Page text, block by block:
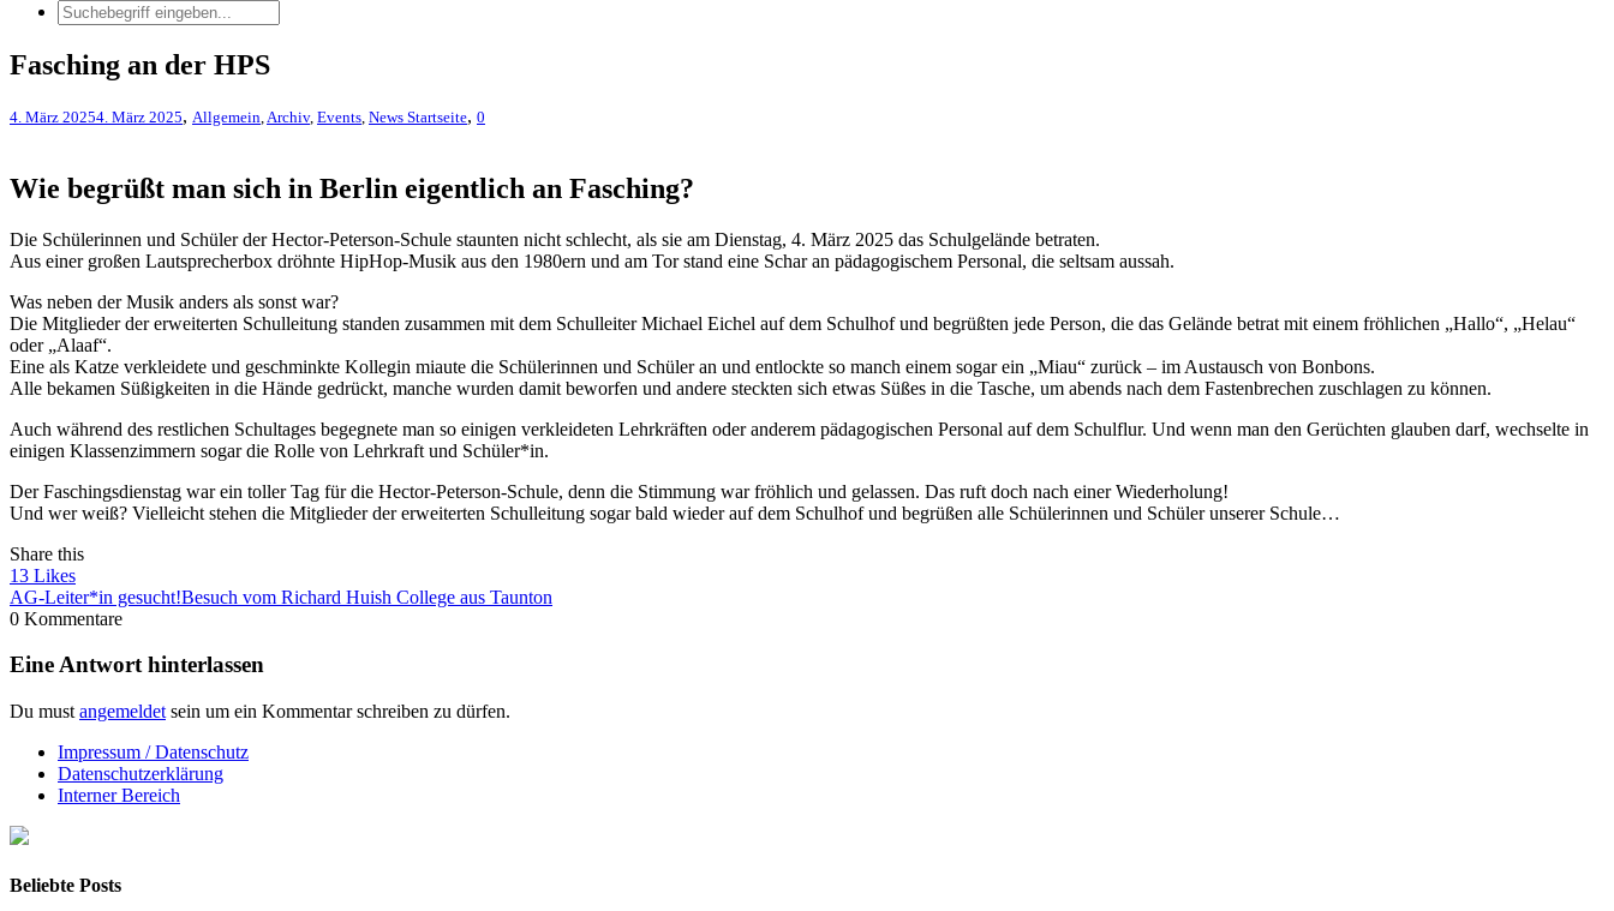
Fasching an der HPS
4. März 20254. März 2025, Allgemein Archiv, Events News Startseite, 0
Wie begrüßt man sich in Berlin eigentlich an Fasching?
Die Schülerinnen und Schüler der Hector-Peterson-Schule staunten nicht schlecht, als sie am Dienstag, 4. März 2025 das Schulgelände betraten.
Aus einer großen Lautsprecherbox dröhnte HipHop-Musik aus den 1980ern und am Tor stand eine Schar an pädagogischem Personal, die seltsam aussah.
Was neben der Musik anders als sonst war?
Die Mitglieder der erweiterten Schulleitung standen zusammen mit dem Schulleiter Michael Eichel auf dem Schulhof und begrüßten jede Person, die das Gelände betrat mit einem fröhlichen „Hallo“, „Helau“
oder „Alaaf“.
Eine als Katze verkleidete und geschminkte Kollegin miaute die Schülerinnen und Schüler an und entlockte so manch einem sogar ein „Miau“ zurück – im Austausch von Bonbons.
Alle bekamen Süßigkeiten in die Hände gedrückt, manche wurden damit beworfen und andere steckten sich etwas Süßes in die Tasche, um abends nach dem Fastenbrechen zuschlagen zu können.
Auch während des restlichen Schultages begegnete man so einigen verkleideten Lehrkräften oder anderem pädagogischen Personal auf dem Schulflur. Und wenn man den Gerüchten glauben darf, wechselte in
einigen Klassenzimmern sogar die Rolle von Lehrkraft und Schüler*in.
Der Faschingsdienstag war ein toller Tag für die Hector-Peterson-Schule, denn die Stimmung war fröhlich und gelassen. Das ruft doch nach einer Wiederholung!
Und wer weiß? Vielleicht stehen die Mitglieder der erweiterten Schulleitung sogar bald wieder auf dem Schulhof und begrüßen alle Schülerinnen und Schüler unserer Schule…
Share this
13 Likes
AG-Leiter*in gesucht!Besuch vom Richard Huish College aus Taunton
0 Kommentare
Eine Antwort hinterlassen
Du must angemeldet sein um ein Kommentar schreiben zu dürfen.
Impressum / Datenschutz
Datenschutzerklärung
Interner Bereich
Beliebte Posts